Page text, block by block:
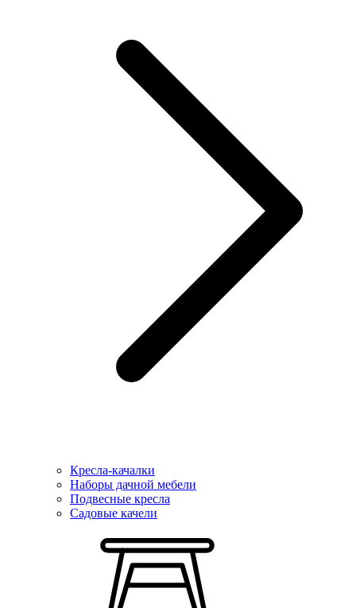
Кресла-качалки
Наборы дачной мебели
Подвесные кресла
Садовые качели